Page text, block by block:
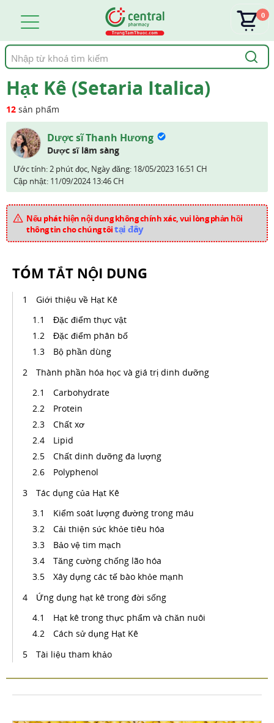
Tìm
kiếm
0
Hạt Kê (Setaria Italica)
12 sản phẩm
Dược sĩ Thanh Hương
Dược sĩ lâm sàng
Ước tính: 2 phút đọc, Ngày đăng: 18/05/2023 16:51 CH
Cập nhật: 11/09/2024 13:46 CH
Nếu phát hiện nội dung không chính xác, vui lòng phản hồi
thông tin cho chúng tôitại đây
TÓM TẮT NỘI DUNG
Giới thiệu về Hạt Kê
Đặc điểm thực vật
Đặc điểm phân bố
Bộ phần dùng
Thành phần hóa học và giá trị dinh dưỡng
Carbohydrate
Protein
Chất xơ
Lipid
Chất dinh dưỡng đa lượng
Polyphenol
Tác dụng của Hạt Kê
Kiểm soát lượng đường trong máu
Cải thiện sức khỏe tiêu hóa
Bảo vệ tim mạch
Tăng cường chống lão hóa
Xây dựng các tế bào khỏe mạnh
Ứng dụng hạt kê trong đời sống
Hạt kê trong thực phẩm và chăn nuôi
Cách sử dụng Hạt Kê
Tài liệu tham khảo